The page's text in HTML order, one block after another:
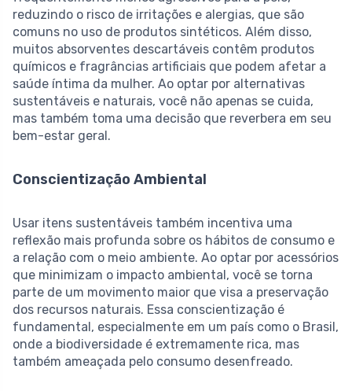
reduzindo o risco de irritações e alergias, que são
comuns no uso de produtos sintéticos. Além disso,
muitos absorventes descartáveis contêm produtos
químicos e fragrâncias artificiais que podem afetar a
saúde íntima da mulher. Ao optar por alternativas
sustentáveis e naturais, você não apenas se cuida,
mas também toma uma decisão que reverbera em seu
bem-estar geral.
Conscientização Ambiental
Usar itens sustentáveis também incentiva uma
reflexão mais profunda sobre os hábitos de consumo e
a relação com o meio ambiente. Ao optar por acessórios
que minimizam o impacto ambiental, você se torna
parte de um movimento maior que visa a preservação
dos recursos naturais. Essa conscientização é
fundamental, especialmente em um país como o Brasil,
onde a biodiversidade é extremamente rica, mas
também ameaçada pelo consumo desenfreado.